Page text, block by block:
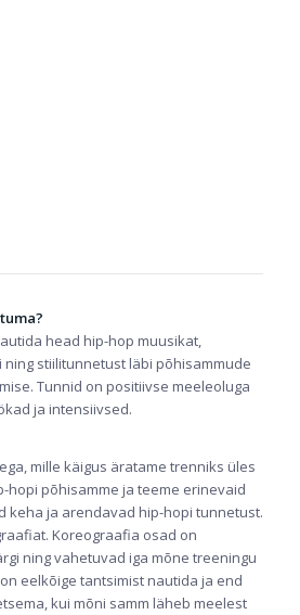
head hip-hop muusikat,
stiilitunnetust läbi põhisammude
Tunnid on positiivse meeleoluga
ja intensiivsed.
mille käigus äratame trenniks üles
hopi põhisamme ja teeme erinevaid
keha ja arendavad hip-hopi tunnetust.
Koreograafia osad on
ning vahetuvad iga mõne treeningu
eelkõige tantsimist nautida ja end
kui mõni samm läheb meelest